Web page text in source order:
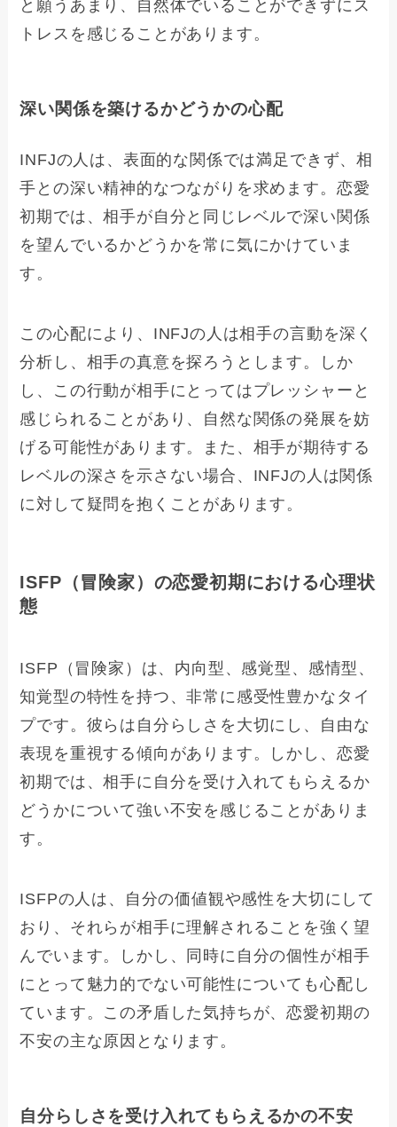
と願うあまり、自然体でいることができずにス
トレスを感じることがあります。
深い関係を築けるかどうかの心配
INFJの人は、表面的な関係では満足できず、相
手との深い精神的なつながりを求めます。恋愛
初期では、相手が自分と同じレベルで深い関係
を望んでいるかどうかを常に気にかけていま
す。
この心配により、INFJの人は相手の言動を深く
分析し、相手の真意を探ろうとします。しか
し、この行動が相手にとってはプレッシャーと
感じられることがあり、自然な関係の発展を妨
げる可能性があります。また、相手が期待する
レベルの深さを示さない場合、INFJの人は関係
に対して疑問を抱くことがあります。
ISFP（冒険家）の恋愛初期における心理状
態
ISFP（冒険家）は、内向型、感覚型、感情型、
知覚型の特性を持つ、非常に感受性豊かなタイ
プです。彼らは自分らしさを大切にし、自由な
表現を重視する傾向があります。しかし、恋愛
初期では、相手に自分を受け入れてもらえるか
どうかについて強い不安を感じることがありま
す。
ISFPの人は、自分の価値観や感性を大切にして
おり、それらが相手に理解されることを強く望
んでいます。しかし、同時に自分の個性が相手
にとって魅力的でない可能性についても心配し
ています。この矛盾した気持ちが、恋愛初期の
不安の主な原因となります。
自分らしさを受け入れてもらえるかの不安